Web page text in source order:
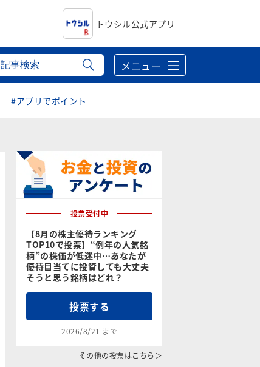
トウシル公式アプリ
メニュー
#アプリでポイント
投票受付中
【8月の株主優待ランキング
TOP10で投票】“例年の人気銘
柄”の株価が低迷中…あなたが
優待目当てに投資しても大丈夫
そうと思う銘柄はどれ？
投票する
2026/8/21 まで
その他の投票はこちら＞